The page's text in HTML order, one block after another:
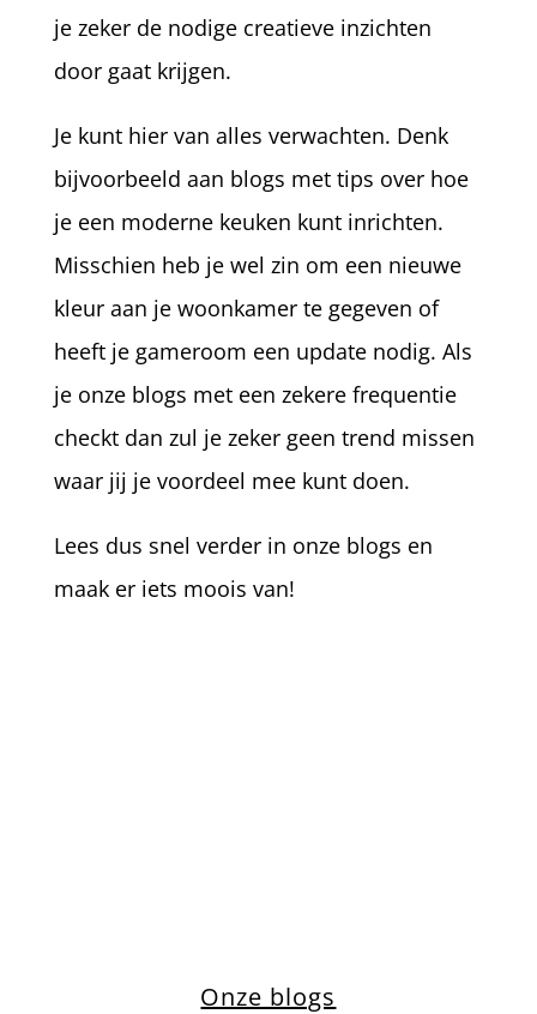
je zeker de nodige creatieve inzichten
door gaat krijgen.
Je kunt hier van alles verwachten. Denk
bijvoorbeeld aan blogs met tips over hoe
je een moderne keuken kunt inrichten.
Misschien heb je wel zin om een nieuwe
kleur aan je woonkamer te gegeven of
heeft je gameroom een update nodig. Als
je onze blogs met een zekere frequentie
checkt dan zul je zeker geen trend missen
waar jij je voordeel mee kunt doen.
Lees dus snel verder in onze blogs en
maak er iets moois van!
Onze blogs